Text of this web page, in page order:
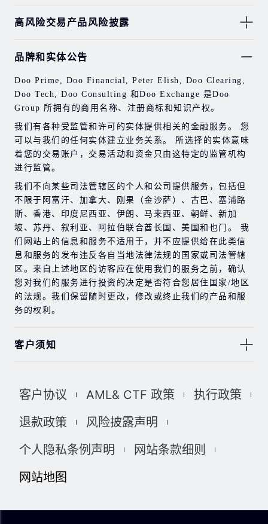
高风险交易产品风险披露
券，期货，差价合约和其他金融产品交易涉及高风险，可
过去的投资表现并不代表其未来的表现。
在与我们进行任何交易之前，请确保您完全了解使用相应
金融工具进行交易的风险。 如果您不了解此处说明的风
险，则应寻求独立的专业建议。
品牌和实体公告
Doo Prime, Doo Financial, Peter Elish, Doo Clearing,
Doo Tech, Doo Consulting 和Doo Exchange 是Doo
Group 所拥有的商用名称、注册商标和知识产权。
我们有各种受监管和许可的实体提供相关的金融服务。 您
可以与我们的任何实体建立业务关系。 所选择的实体意味
着您的交易账户，交易活动和资金只由这特定的监管机构
进行监管。
我们不向某些司法管辖区的个人和公司提供服务，包括但
不限于阿富汗、加拿大、刚果（金沙萨）、古巴、塞浦路
斯、香港、印度尼西亚、伊朗、马来西亚、朝鲜、新加
坡、苏丹、叙利亚、阿拉伯联合酋长国、美国和也门。 我
们网站上的信息和服务不适用于，并不应提供给在此类信
息和服务的发布违反各自当地法律法规的国家或司法管辖
区。来自上述地区的访客应在使用我们的服务之前，确认
您对我们的服务进行投资的决定是否符合您居住国家/地区
的法规。我们保留随时更改，修改或终止我们的产品和服
务的权利。
客户须知
息，材料或第三方材料（“材料”）仅供参考。 该材料仅被
的投资建议和/或投资推荐。 尽管我们已尽一切合理的努力
和保证，如果所提供信息的任何不准确和不完整，我们也
损失或损害赔偿。 未经我们的同意，您只能将该材料用于
我们使用我们网站上的cookies来根据您的喜好自定义我们
客户协议 AML& CTF 政策
执行政策
退款政策
风险披露声明
个人隐私条例声明
网站条款细则
网站地图